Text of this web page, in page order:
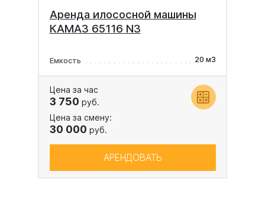
Аренда илососной машины
КАМАЗ 65116 N3
Емкость 20 м3
Цена за час
3 750 руб.
Цена за смену:
30 000 руб.
АРЕНДОВАТЬ